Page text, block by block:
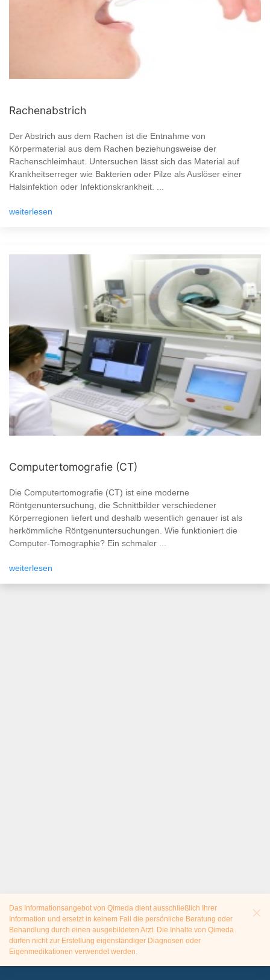
Rachenabstrich
Der Abstrich aus dem Rachen ist die Entnahme von
Körpermaterial aus dem Rachen beziehungsweise der
Rachenschleimhaut. Untersuchen lässt sich das Material auf
Krankheitserreger wie Bakterien oder Pilze als Auslöser einer
Halsinfektion oder Infektionskrankheit. ...
weiterlesen
Computertomografie (CT)
Die Computertomografie (CT) ist eine moderne
Röntgenuntersuchung, die Schnittbilder verschiedener
Körperregionen liefert und deshalb wesentlich genauer ist als
herkömmliche Röntgenuntersuchungen. Wie funktioniert die
Computer-Tomographie? Ein schmaler ...
weiterlesen
Das Informationsangebot von Qimeda dient ausschließlich Ihrer
Information und ersetzt in keinem Fall die persönliche Beratung oder
Behandlung durch einen ausgebildeten Arzt. Die Inhalte von Qimeda
dürfen nicht zur Erstellung eigenständiger Diagnosen oder
Eigenmedikationen verwendet werden.